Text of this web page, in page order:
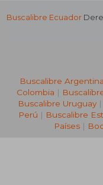
Buscalibre Ecuador
Buscalibre Argentina
Colombia |
Buscalibre Uruguay|
Perú | Buscalibre
Países |